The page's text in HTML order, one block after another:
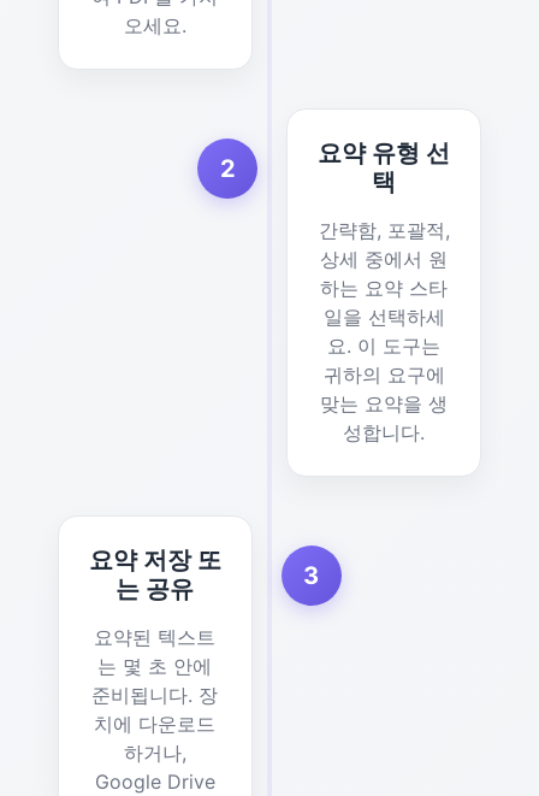
오세요.
2
요약 유형 선
택
간략함, 포괄적,
상세 중에서 원
하는 요약 스타
일을 선택하세
요. 이 도구는
귀하의 요구에
맞는 요약을 생
성합니다.
3
요약 저장 또
는 공유
요약된 텍스트
는 몇 초 안에
준비됩니다. 장
치에 다운로드
하거나,
Google Drive